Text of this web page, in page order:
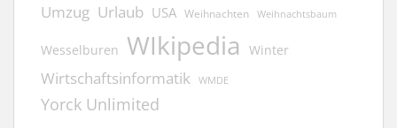
Umzug Urlaub USA Weihnachten Weihnachtsbaum
Wesselburen WIkipedia Winter
Wirtschaftsinformatik WMDE
Yorck Unlimited